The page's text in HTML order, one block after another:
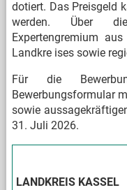
dotiert. Das Preisgeld
werden. Über
Expertengremium
Landkre ises sowie
Für die
Bewerbungsformular
sowie
31. Juli 2026.
LANDKREIS KASSEL